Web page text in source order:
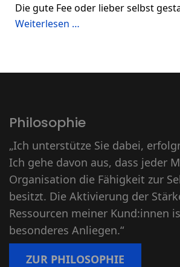
Die gute Fee oder lieber selbst
Weiterlesen …
Philosophie
„Ich unterstütze Sie dabei,
Ich gehe davon aus, dass jeder
Organisation die Fähigkeit zur
besitzt. Die Aktivierung der
Ressourcen meiner Kund:innen
besonderes Anliegen.“
ZUR PHILOSOPHIE